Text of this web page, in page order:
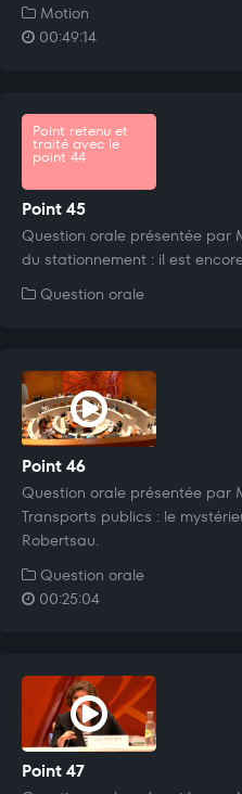
Motion
00:49:14
Point retenu et
traité avec le
point 44
Point 45
Question orale présentée par
du stationnement : il est
Question orale
Point 46
Question orale présentée par
Transports publics : le
Robertsau.
Question orale
00:25:04
Point 47